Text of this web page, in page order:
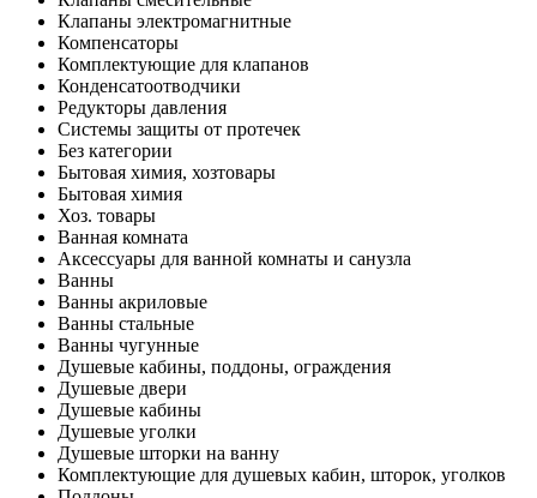
Клапаны электромагнитные
Компенсаторы
Комплектующие для клапанов
Конденсатоотводчики
Редукторы давления
Системы защиты от протечек
Без категории
Бытовая химия, хозтовары
Бытовая химия
Хоз. товары
Ванная комната
Аксессуары для ванной комнаты и санузла
Ванны
Ванны акриловые
Ванны стальные
Ванны чугунные
Душевые кабины, поддоны, ограждения
Душевые двери
Душевые кабины
Душевые уголки
Душевые шторки на ванну
Комплектующие для душевых кабин, шторок, уголков